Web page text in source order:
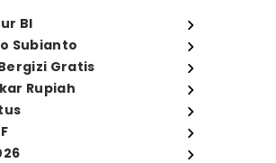
BI
Subianto
Gratis
Rupiah